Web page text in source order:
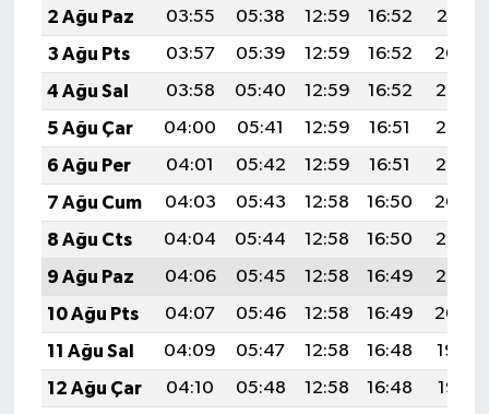
2 Ağu Paz
03:55 05:38 12:59 16:52
20:10
3 Ağu Pts
03:57 05:39 12:59 16:52
20:09
4 Ağu Sal
03:58 05:40 12:59 16:52
20:08
5 Ağu Çar
04:00 05:41 12:59 16:51
20:06
6 Ağu Per
04:01 05:42 12:59 16:51
20:05
7 Ağu Cum
04:03 05:43 12:58 16:50
20:04
8 Ağu Cts
04:04 05:44 12:58 16:50
20:03
9 Ağu Paz
04:06 05:45 12:58 16:49
20:02
10 Ağu Pts
04:07 05:46 12:58 16:49
20:00
11 Ağu Sal
04:09 05:47 12:58 16:48
19:59
12 Ağu Çar
04:10 05:48 12:58 16:48
19:58